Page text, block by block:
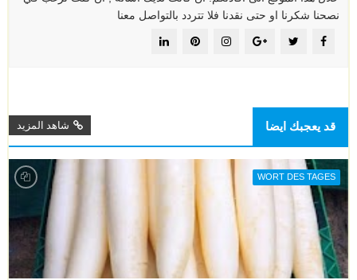
نصحنا شكرنا او حتى نقدنا فلا تتردد بالتواصل معنا
قد يعجبك ايضا شاهد المزيد
WORT DES TAGES